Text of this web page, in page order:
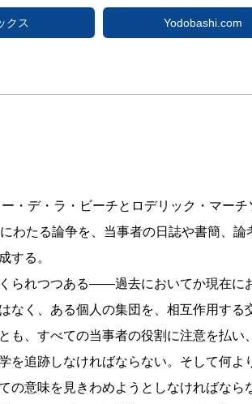
クス Yodobashi.com
・デ・ラ・ビーチとロデリック・マー
たる論争を、当事者の日誌や書簡、
する。
られつつある――過去においてか現在
く、ある個人の集団を、相互作用す
、すべての当事者の役割に注意を払い
追跡しなければならない。そして何
の意味を見きわめようとしなければな